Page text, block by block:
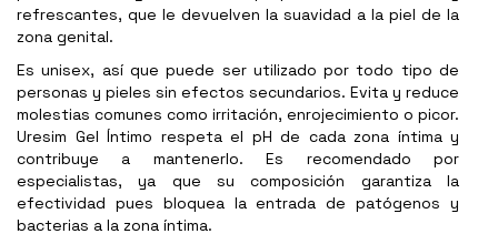
refrescantes, que le devuelven la suavidad a la piel de la
zona genital.
Es unisex, así que puede ser utilizado por todo tipo de
personas y pieles sin efectos secundarios. Evita y reduce
molestias comunes como irritación, enrojecimiento o picor.
Uresim Gel Íntimo respeta el pH de cada zona íntima y
contribuye a mantenerlo. Es recomendado por
especialistas, ya que su composición garantiza la
efectividad pues bloquea la entrada de patógenos y
bacterias a la zona íntima.